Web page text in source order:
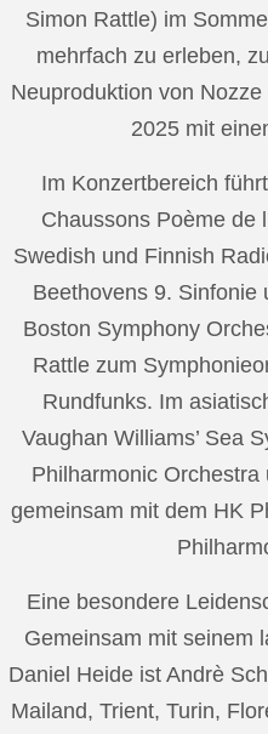
Simon Rattle) im
mehrfach zu erleben,
Neuproduktion von
2025 mit
Im Konzertbereich
Chaussons Poème de
Swedish und Finnish
Beethovens 9. Sinfonie
Boston Symphony
Rattle zum
Rundfunks. Im
Vaughan Williams’ Sea
Philharmonic
gemeinsam mit dem HK
Eine besondere
Gemeinsam mit seinem
Daniel Heide ist Andrè
Mailand, Trient, Turin,